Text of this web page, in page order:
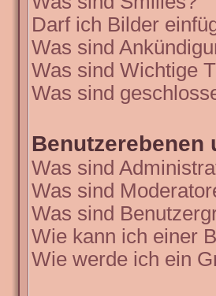
Darf ich Bilder
Was sind
Was sind Wichtige
Was sind
Benutzerebenen
Was sind
Was sind
Was sind
Wie kann ich einer
Wie werde ich ein